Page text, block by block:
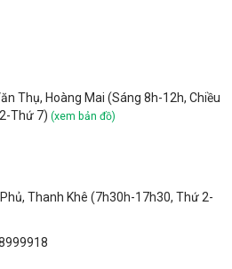
Thụ, Hoàng Mai (Sáng 8h-12h, Chiều
Thứ 7) (xem bản đồ)
Thanh Khê (7h30h-17h30, Thứ 2-